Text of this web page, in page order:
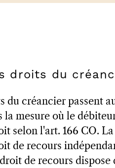
droits du
du créancier passent
mesure où le
selon l'art. 166 CO.
de recours
de recours dispose